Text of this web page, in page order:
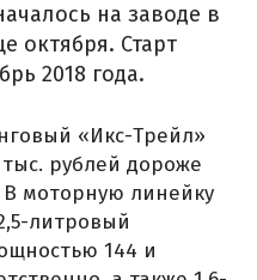
на заводе в
октября. Старт
2018 года.
«Икс-Трейл»
рублей дороже
моторную линейку
литровый
144 и